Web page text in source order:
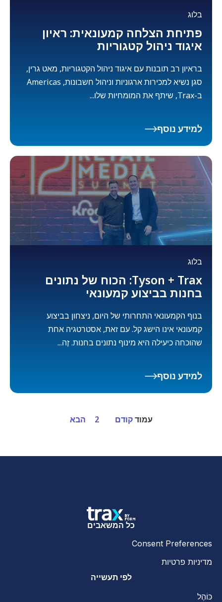
בלוג
פתיחת הצלחה קמעונאית: ראיון
איגוד ניהול קטגוריות
בראיון רב תובנות עם איגוד ניהול הקטגוריות, מאט גרין,
סגן נשיא למכירות ארגוניות וניהול חשבונות, Americas
ב-Trax, שיתף את המומחיות שלו...
למידע נוסף
בלוג
Tyson + Trax: הכוח של נתונים
בחנות בביצוע קמעונאי
בנוף הקמעונאי התחרותי של היום, ניצחון בביצוע
קמעונאי אינו הישג קל. עם זאת, אסטרטגיה אחת
שהוכחה כיעילה היא מינוף נתונים בחנות. זֶה...
למידע נוסף
עמודקודם 2 הבא
כל המשאבים
Consent Preferences
מדיניות פרטיות
לפי תעשייה
כּוֹהֶל